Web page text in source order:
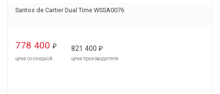
Santos de Cartier Dual Time WSSA0076
778 400 ₽
цена со скидкой
821 400 ₽
цена производителя